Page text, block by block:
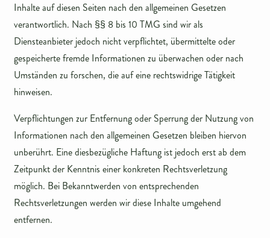
Inhalte auf diesen Seiten nach den allgemeinen Gesetzen
verantwortlich. Nach §§ 8 bis 10 TMG sind wir als
Diensteanbieter jedoch nicht verpflichtet, übermittelte oder
gespeicherte fremde Informationen zu überwachen oder nach
Umständen zu forschen, die auf eine rechtswidrige Tätigkeit
hinweisen.
Verpflichtungen zur Entfernung oder Sperrung der Nutzung von
Informationen nach den allgemeinen Gesetzen bleiben hiervon
unberührt. Eine diesbezügliche Haftung ist jedoch erst ab dem
Zeitpunkt der Kenntnis einer konkreten Rechtsverletzung
möglich. Bei Bekanntwerden von entsprechenden
Rechtsverletzungen werden wir diese Inhalte umgehend
entfernen.